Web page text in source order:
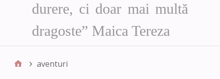
durere, ci doar mai multă
dragoste” Maica Tereza
aventuri